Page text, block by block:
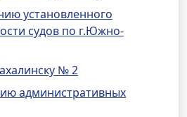
установленного
судов по г.Южно-
№ 2
административных